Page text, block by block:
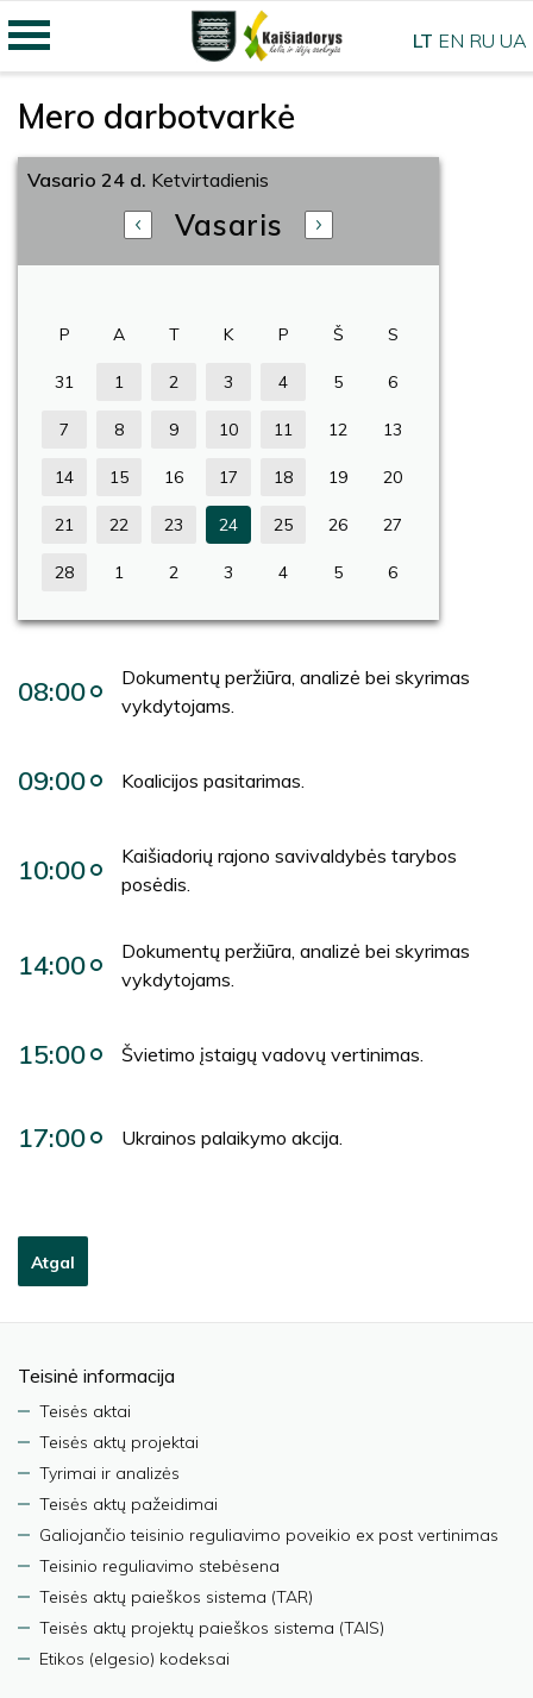
Mero darbotvarkė
Vasario 24 d. Ketvirtadienis
Vasaris
P A T K P Š S
31 1 2 3 4 5 6
7 8 9 10 11 12 13
14 15 16 17 18 19 20
21 22 23 24 25 26 27
28 1 2 3 4 5 6
08:00
Dokumentų peržiūra, analizė bei skyrimas
vykdytojams.
09:00 Koalicijos pasitarimas.
10:00
Kaišiadorių rajono savivaldybės tarybos
posėdis.
14:00
Dokumentų peržiūra, analizė bei skyrimas
vykdytojams.
15:00 Švietimo įstaigų vadovų vertinimas.
17:00 Ukrainos palaikymo akcija.
Atgal
Teisinė informacija
Teisės aktai
Teisės aktų projektai
Tyrimai ir analizės
Teisės aktų pažeidimai
Galiojančio teisinio reguliavimo poveikio ex post vertinimas
Teisinio reguliavimo stebėsena
Teisės aktų paieškos sistema (TAR)
Teisės aktų projektų paieškos sistema (TAIS)
Etikos (elgesio) kodeksai
LT EN RU UA